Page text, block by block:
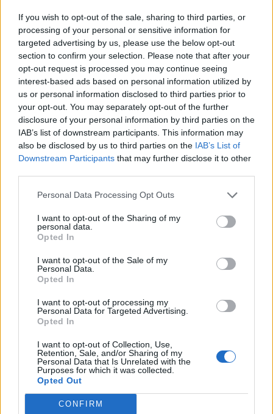
If you wish to opt-out of the sale, sharing to third parties, or
processing of your personal or sensitive information for
targeted advertising by us, please use the below opt-out
section to confirm your selection. Please note that after your
opt-out request is processed you may continue seeing
interest-based ads based on personal information utilized by
us or personal information disclosed to third parties prior to
your opt-out. You may separately opt-out of the further
disclosure of your personal information by third parties on the
IAB’s list of downstream participants. This information may
also be disclosed by us to third parties on the IAB’s List of
Downstream Participants that may further disclose it to other
Personal Data Processing Opt Outs
I want to opt-out of the Sharing of my
personal data.
Opted In
I want to opt-out of the Sale of my
Personal Data.
Opted In
I want to opt-out of processing my
Personal Data for Targeted Advertising.
Opted In
I want to opt-out of Collection, Use,
Retention, Sale, and/or Sharing of my
Personal Data that Is Unrelated with the
Purposes for which it was collected.
Opted Out
CONFIRM
VERBANIA
Tragedia sopra Trontano nel
Verbano Cusio Ossola: trovato
senza vita il cercatore di funghi
disperso